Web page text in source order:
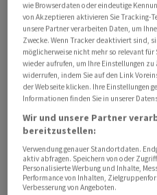
Gemäss Angaben der EU
Überkapazitäten bis 2027
Stahl ansteigen. Das sei
jährlichen Verbrauchs der
handelsbeschränkende
dazu geführt, dass der EU-
des Überschusses
wie Browserdaten oder eindeutige
von Akzeptieren aktivieren Sie Tracking-
unsere Partner verarbeiten Daten, um
Zwecke. Wenn Tracker deaktiviert sind,
möglicherweise nicht mehr so relevant
wieder aufrufen, um Ihre Einstellungen
widerrufen, indem Sie auf den Link
der Webseite klicken. Ihre Einstellungen
Informationen finden Sie in unserer
Wir und unsere Partner
bereitzustellen:
Verwendung genauer Standortdaten.
aktiv abfragen. Speichern von oder
Personalisierte Werbung und Inhalte,
Performance von Inhalten,
Verbesserung von Angeboten.